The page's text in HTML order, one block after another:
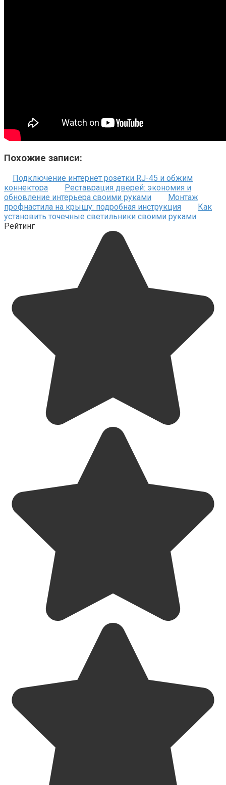
Похожие записи:
Подключение интернет розетки RJ-45 и обжим
коннектора
Реставрация дверей: экономия и
обновление интерьера своими руками
Монтаж
профнастила на крышу: подробная инструкция
Как
установить точечные светильники своими руками
Рейтинг